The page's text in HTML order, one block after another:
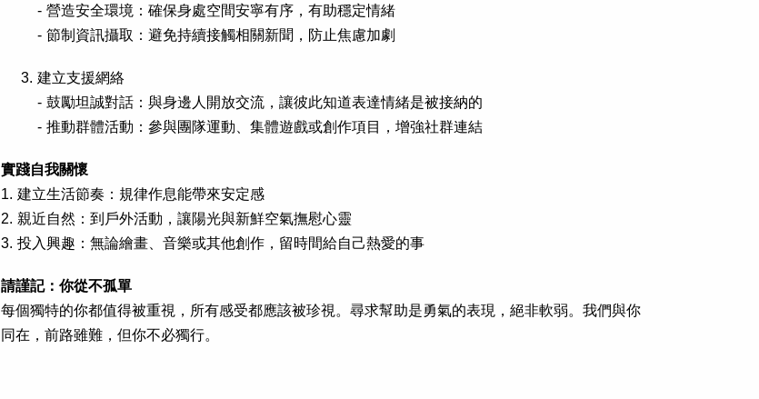
- 營造安全環境：確保身處空間安寧有序，有助穩定情緒
- 節制資訊攝取：避免持續接觸相關新聞，防止焦慮加劇
建立支援網絡
- 鼓勵坦誠對話：與身邊人開放交流，讓彼此知道表達情緒是被接納的
- 推動群體活動：參與團隊運動、集體遊戲或創作項目，增強社群連結
實踐自我關懷
1. 建立生活節奏：規律作息能帶來安定感
2. 親近自然：到戶外活動，讓陽光與新鮮空氣撫慰心靈
3. 投入興趣：無論繪畫、音樂或其他創作，留時間給自己熱愛的事
請謹記：你從不孤單
每個獨特的你都值得被重視，所有感受都應該被珍視。尋求幫助是勇氣的表現，絕非軟弱。我們與你
同在，前路雖難，但你不必獨行。